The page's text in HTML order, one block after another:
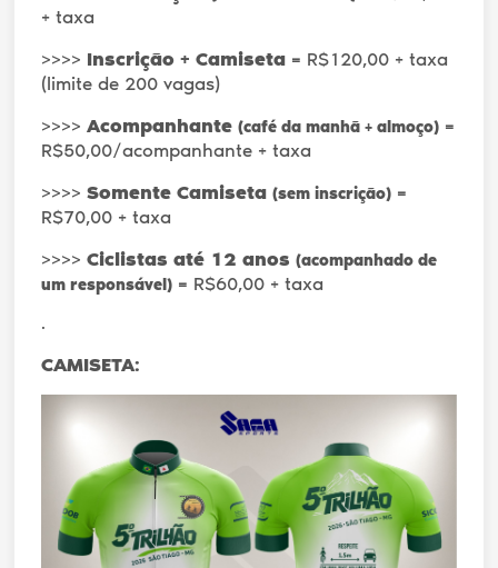
+ taxa
>>>> Inscrição + Camiseta = R$120,00 + taxa
(limite de 200 vagas)
>>>>Acompanhante(café da manhã + almoço) =
R$50,00/acompanhante + taxa
>>>>Somente Camiseta(sem inscrição) =
R$70,00 + taxa
>>>>Ciclistas até 12 anos(acompanhado de
um responsável) = R$60,00 + taxa
.
CAMISETA: